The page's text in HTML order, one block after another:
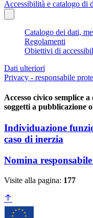
Accessibilità e catalogo di
Catalogo dei dati,
Regolamenti
Obiettivi di
Dati ulteriori
Privacy - responsabile
Accesso civico semplice
soggetti a pubblicazione
Individuazione
caso di inerzia
Nomina
Visite alla pagina: 177